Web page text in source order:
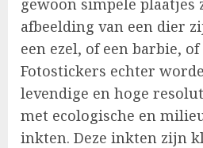
gewoon simpele plaatjes
afbeelding van een dier
een ezel, of een barbie,
Fotostickers echter
levendige en hoge
met ecologische en
inkten. Deze inkten zijn